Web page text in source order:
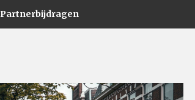
Partnerbijdragen